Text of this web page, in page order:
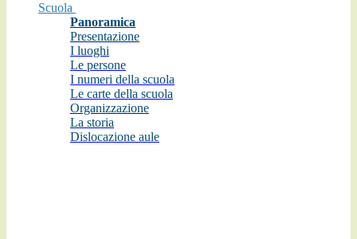
Scuola
Panoramica
Presentazione
I luoghi
Le persone
I numeri della scuola
Le carte della scuola
Organizzazione
La storia
Dislocazione aule